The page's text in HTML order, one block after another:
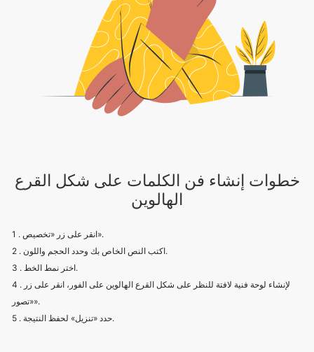
خطوات إنشاء فن الكلمات على شكل القرع
الهالوين
1 . انقر على زر «تخصيص».
2 . اكتب النص الخاص بك وحدد الحجم واللون.
3 . اختر نمط الخط.
4 . لإنشاء لوحة فنية لافتة للنظر على شكل القرع الهالوين على الفور، انقر على زر
«تصور».
5 . حدد «تنزيل» لحفظ النتيجة.